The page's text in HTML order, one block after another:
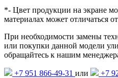
*- Цвет продукции на экране
материалах может отличаться
При необходимости замены
или покупки данной модели
обращайтесь к нашим
+7 951 866-49-31 или
+7